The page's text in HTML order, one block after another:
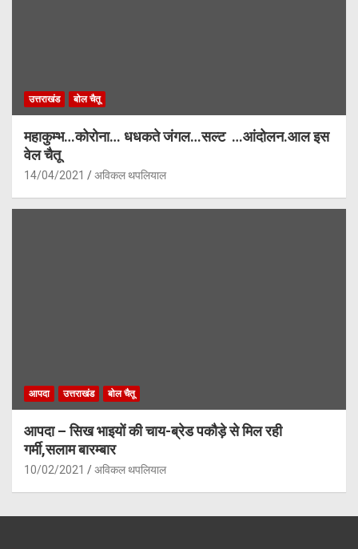
उत्तराखंड बोल चैतू
महाकुम्भ…कोरोना… धधकते जंगल…सल्ट …आंदोलन.आल इस
वेल चैतू
14/04/2021 अविकल थपलियाल
आपदा उत्तराखंड बोल चैतू
आपदा – सिख भाइयों की चाय-ब्रेड पकौड़े से मिल रही
गर्मी,सलाम बारम्बार
10/02/2021 अविकल थपलियाल